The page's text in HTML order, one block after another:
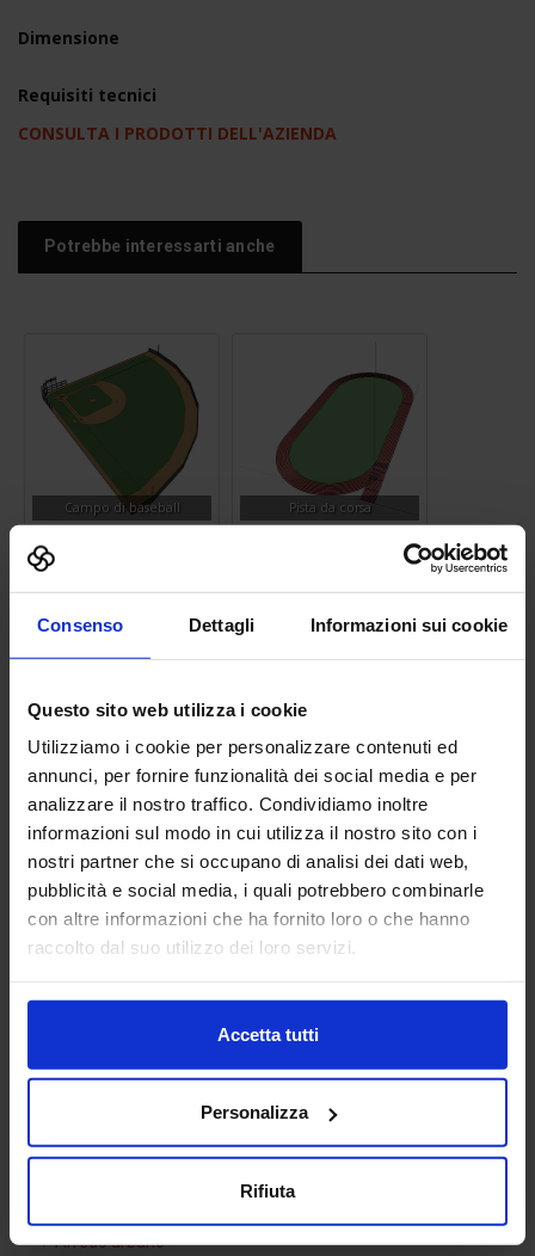
Consenso Dettagli Informazioni sui cookie
Questo sito web utilizza i cookie
Utilizziamo i cookie per personalizzare contenuti ed
annunci, per fornire funzionalità dei social media e per
analizzare il nostro traffico. Condividiamo inoltre
informazioni sul modo in cui utilizza il nostro sito con i
nostri partner che si occupano di analisi dei dati web,
pubblicità e social media, i quali potrebbero combinarle
con altre informazioni che ha fornito loro o che hanno
raccolto dal suo utilizzo dei loro servizi.
Accetta tutti
Personalizza
Rifiuta
Dimensione
Requisiti tecnici
CONSULTA I PRODOTTI DELL'AZIENDA
Potrebbe interessarti anche
Campo di baseball Pista da corsa
Lavello 33 Parcheggio e sosta disabili
Cestino immondizia
Categorie Blocchi CAD
Arredi interni
Arredo urbano